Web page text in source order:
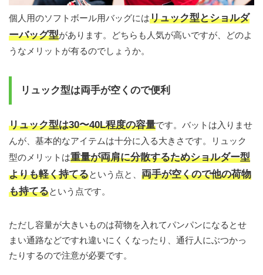
個人用のソフトボール用バッグにはリュック型とショルダ
ーバッグ型があります。どちらも人気が高いですが、どのよ
うなメリットが有るのでしょうか。
リュック型は両手が空くので便利
リュック型は30〜40L程度の容量です。バットは入りませ
んが、基本的なアイテムは十分に入る大きさです。リュック
型のメリットは重量が両肩に分散するためショルダー型
よりも軽く持てるという点と、 両手が空くので他の荷物
も持てるという点です。
ただし容量が大きいものは荷物を入れてパンパンになるとせ
まい通路などですれ違いにくくなったり、通行人にぶつかっ
たりするので注意が必要です。